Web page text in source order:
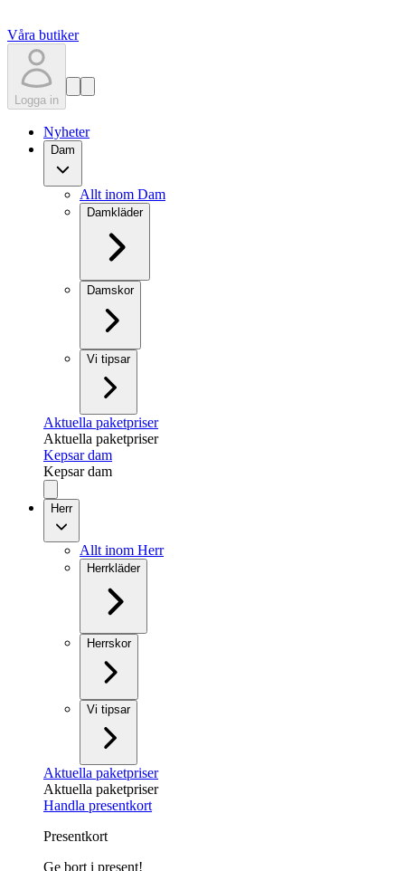
Våra butiker
Logga in
Nyheter
Dam
Allt inom Dam
Damkläder
Damskor
Vi tipsar
Aktuella paketpriser
Aktuella paketpriser
Kepsar dam
Kepsar dam
Herr
Allt inom Herr
Herrkläder
Herrskor
Vi tipsar
Aktuella paketpriser
Aktuella paketpriser
Handla presentkort
Presentkort
Ge bort i present!